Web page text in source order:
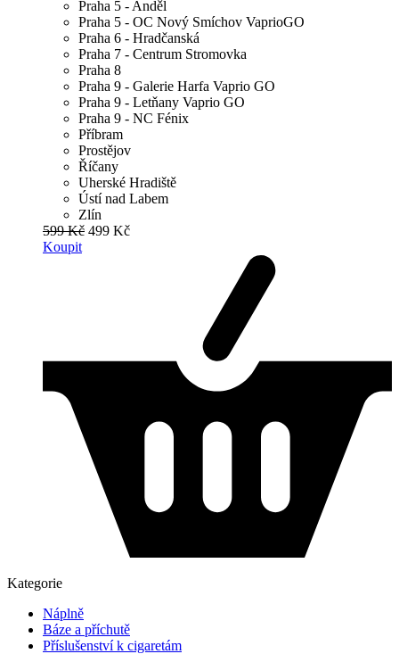
Praha 5 - Anděl
Praha 5 - OC Nový Smíchov VaprioGO
Praha 6 - Hradčanská
Praha 7 - Centrum Stromovka
Praha 8
Praha 9 - Galerie Harfa Vaprio GO
Praha 9 - Letňany Vaprio GO
Praha 9 - NC Fénix
Příbram
Prostějov
Říčany
Uherské Hradiště
Ústí nad Labem
Zlín
599 Kč 499 Kč
Koupit
Kategorie
Náplně
Báze a příchutě
Příslušenství k cigaretám